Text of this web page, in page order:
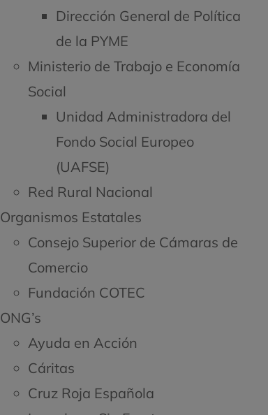
Dirección General de Política
de la PYME
Ministerio de Trabajo e Economía
Social
Unidad Administradora del
Fondo Social Europeo
(UAFSE)
Red Rural Nacional
Organismos Estatales
Consejo Superior de Cámaras de
Comercio
Fundación COTEC
ONG’s
Ayuda en Acción
Cáritas
Cruz Roja Española